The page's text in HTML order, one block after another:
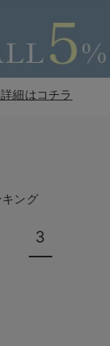
細はコチラ
ング
3